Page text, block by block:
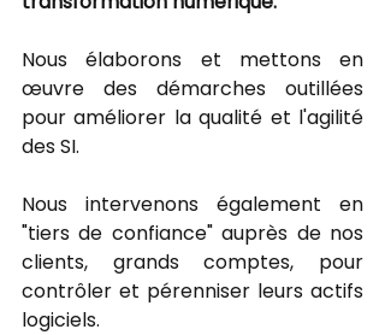
Nous élaborons et mettons en
œuvre des démarches outillées
pour améliorer la qualité et l'agilité
des SI.
Nous intervenons également en
"tiers de confiance" auprès de nos
clients, grands comptes, pour
contrôler et pérenniser leurs actifs
logiciels.